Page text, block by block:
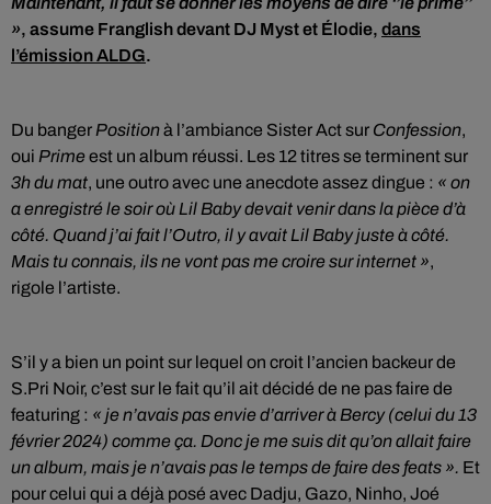
», assume Franglish devant DJ Myst et Élodie, dans
l’émission ALDG.
Du banger Positionà l’ambiance Sister Act sur Confession,
oui Primeest un album réussi. Les 12 titres se terminent sur
3h du mat, une outro avec une anecdote assez dingue : « on
a enregistré le soir où Lil Baby devait venir dans la pièce d’à
côté. Quand j’ai fait l’Outro, il y avait Lil Baby juste à côté.
Mais tu connais, ils ne vont pas me croire sur internet »,
rigole l’artiste.
S’il y a bien un point sur lequel on croit l’ancien backeur de
S.Pri Noir, c’est sur le fait qu’il ait décidé de ne pas faire de
featuring : « je n’avais pas envie d’arriver à Bercy (celui du 13
février 2024) comme ça. Donc je me suis dit qu’on allait faire
un album, mais je n’avais pas le temps de faire des feats ». Et
pour celui qui a déjà posé avec Dadju, Gazo, Ninho, Joé